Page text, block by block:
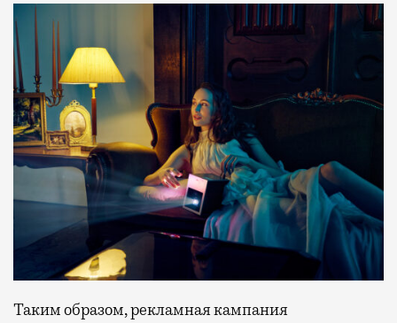
Таким образом, рекламная кампания